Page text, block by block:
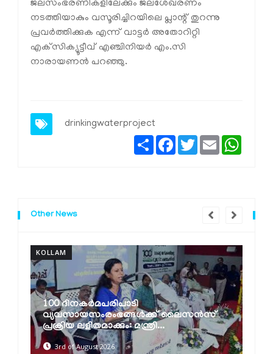
ജലസംഭരണികളിലേക്കും ജലശേഖരണം
നടത്തിയാകും വസൂരിച്ചിറയിലെ പ്ലാന്റ് തുറന്നു
പ്രവര്‍ത്തിക്കുക എന്ന് വാട്ടര്‍ അതോറിറ്റി
എക്‌സിക്യൂട്ടീവ് എഞ്ചിനിയര്‍ എം.സി
നാരായണന്‍ പറഞ്ഞു.
drinkingwaterproject
ShareFacebook
TwitterEmail
Other News
KOLLAM
100 ദിനകര്‍മപരിപാടി
വ്യവസായസംരംഭങ്ങള്‍ക്ക് ലൈസന്‍സ്
പ്രക്രിയ ലളിതമാക്കും: മന്ത്രി...
3rd of August 2026